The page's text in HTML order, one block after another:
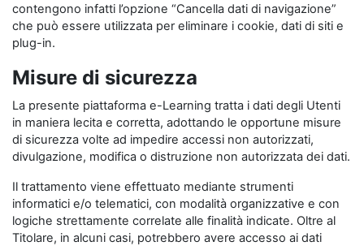
contengono infatti l’opzione “Cancella dati di navigazione”
che può essere utilizzata per eliminare i cookie, dati di siti e
plug-in.
Misure di sicurezza
La presente piattaforma e-Learning tratta i dati degli Utenti
in maniera lecita e corretta, adottando le opportune misure
di sicurezza volte ad impedire accessi non autorizzati,
divulgazione, modifica o distruzione non autorizzata dei dati.
Il trattamento viene effettuato mediante strumenti
informatici e/o telematici, con modalità organizzative e con
logiche strettamente correlate alle finalità indicate. Oltre al
Titolare, in alcuni casi, potrebbero avere accesso ai dati